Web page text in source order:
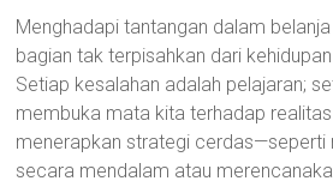
Menghadapi tantangan dalam
bagian tak terpisahkan dari
Setiap kesalahan adalah pelajaran;
membuka mata kita terhadap
menerapkan strategi
secara mendalam atau